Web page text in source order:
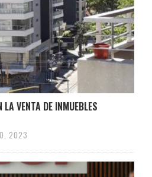
LA VENTA DE INMUEBLES
2023